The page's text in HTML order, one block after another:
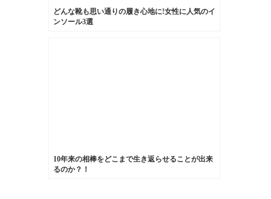
どんな靴も思い通りの履き心地に!女性に人気のイ
ンソール3選
10年来の相棒をどこまで生き返らせることが出来
るのか？！